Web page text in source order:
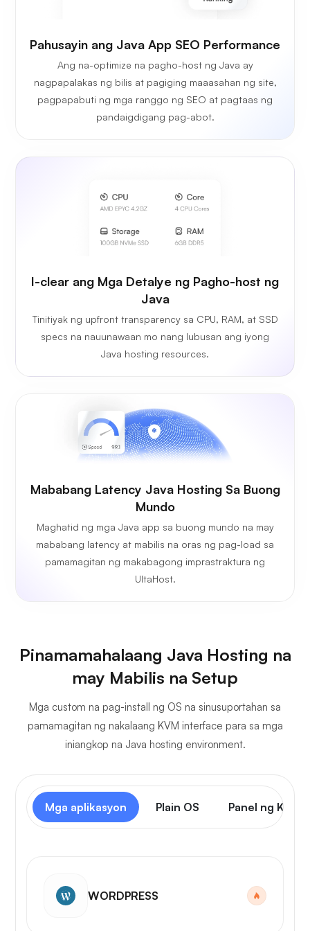
Pahusayin ang Java App SEO Performance
Ang na-optimize na pagho-host ng Java ay
nagpapalakas ng bilis at pagiging maaasahan ng site,
pagpapabuti ng mga ranggo ng SEO at pagtaas ng
pandaigdigang pag-abot.
I-clear ang Mga Detalye ng Pagho-host ng
Java
Tinitiyak ng upfront transparency sa CPU, RAM, at SSD
specs na nauunawaan mo nang lubusan ang iyong
Java hosting resources.
Mababang Latency Java Hosting Sa Buong
Mundo
Maghatid ng mga Java app sa buong mundo na may
mababang latency at mabilis na oras ng pag-load sa
pamamagitan ng makabagong imprastraktura ng
UltaHost.
Pinamamahalaang Java Hosting na
may Mabilis na Setup
Mga custom na pag-install ng OS na sinusuportahan sa
pamamagitan ng nakalaang KVM interface para sa mga
iniangkop na Java hosting environment.
Mga aplikasyon Plain OS Panel ng
WORDPRESS